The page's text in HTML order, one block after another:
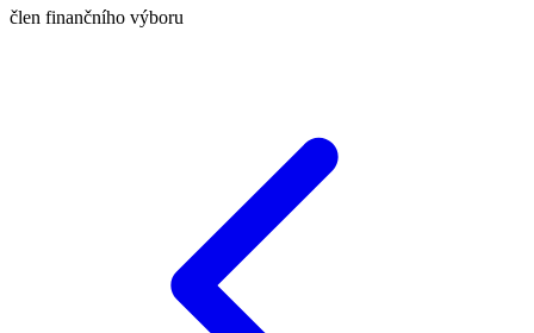
člen finančního výboru